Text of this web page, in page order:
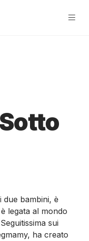
due bambini, è
legata al mondo
sui
ha creato